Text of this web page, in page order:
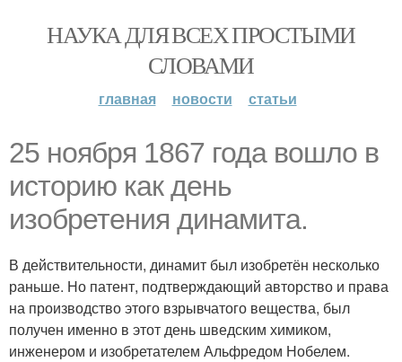
НАУКА ДЛЯ ВСЕХ ПРОСТЫМИ
СЛОВАМИ
главная новости статьи
25 ноября 1867 года вошло в
историю как день
изобретения динамита.
В действительности, динамит был изобретён несколько
раньше. Но патент, подтверждающий авторство и права
на производство этого взрывчатого вещества, был
получен именно в этот день шведским химиком,
инженером и изобретателем Альфредом Нобелем.